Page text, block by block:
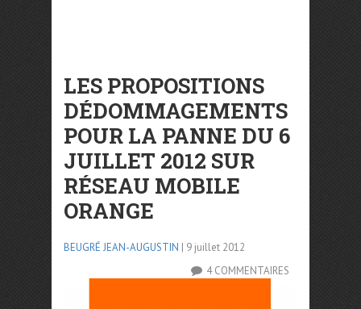
LES PROPOSITIONS
DÉDOMMAGEMENTS
POUR LA PANNE DU 6
JUILLET 2012 SUR
RÉSEAU MOBILE
ORANGE
BEUGRÉ JEAN-AUGUSTIN | 9 juillet 2012
4 COMMENTAIRES